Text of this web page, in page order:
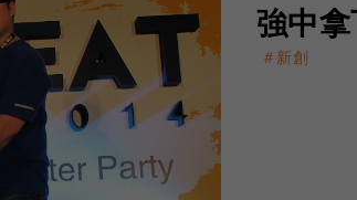
強中
＃新創